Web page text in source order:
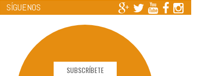
SÍGUENOS
SUBSCRÍBETE